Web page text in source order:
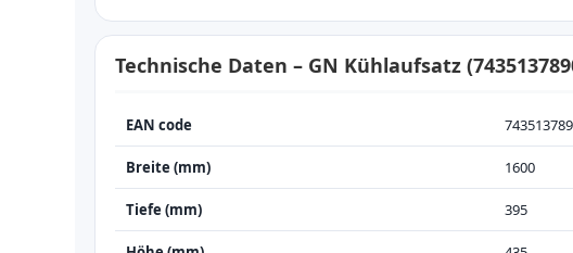
Technische Daten – GN Kühlaufsatz
EAN code
Breite (mm) 1600
Tiefe (mm) 395